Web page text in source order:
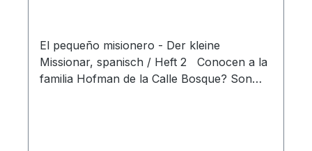
El pequeño misionero - Der kleine
Missionar, spanisch / Heft 2 Conocen a la
familia Hofman de la Calle Bosque? Son